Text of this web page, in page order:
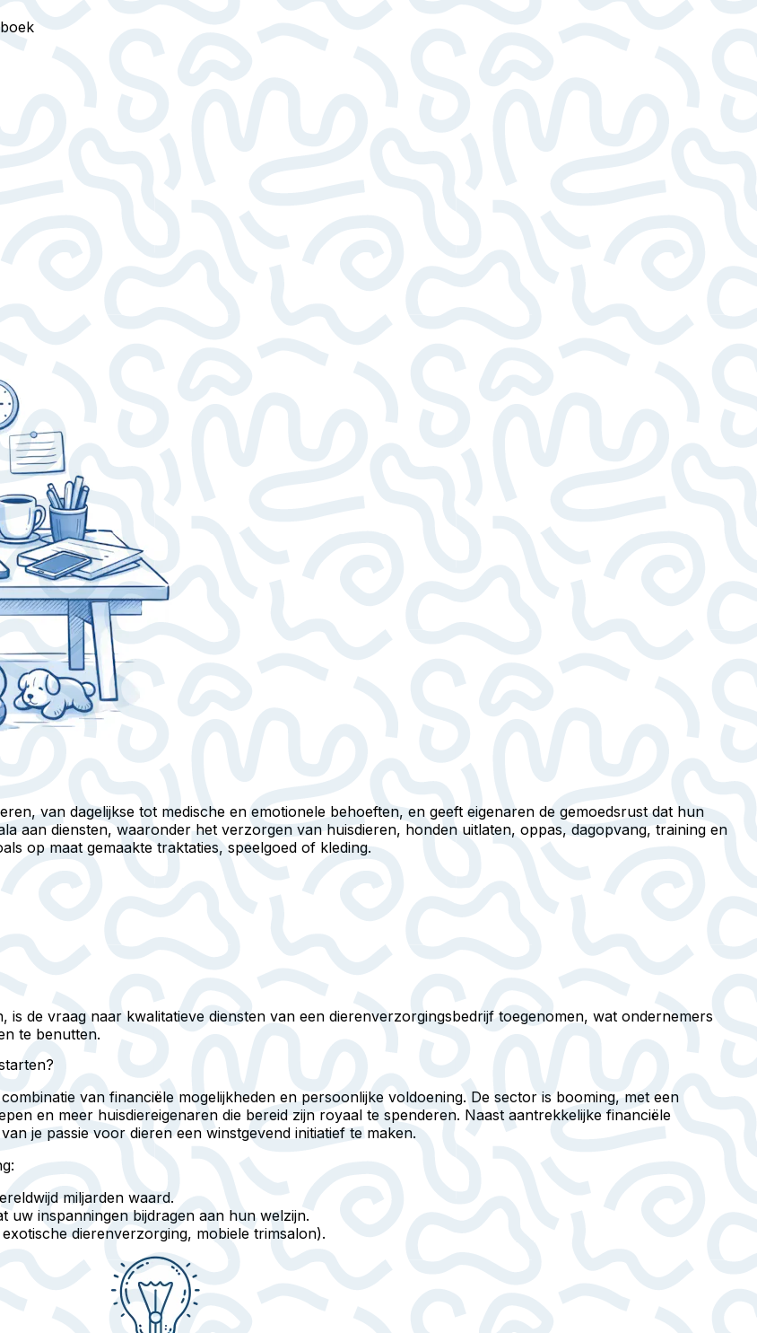
van dagelijkse tot medische en emotionele behoeften, en geeft eigenaren de gemoedsrust dat hun
aan diensten, waaronder het verzorgen van huisdieren, honden uitlaten, oppas, dagopvang, training en
op maat gemaakte traktaties, speelgoed of kleding.
is de vraag naar kwalitatieve diensten van een dierenverzorgingsbedrijf toegenomen, wat ondernemers
te benutten.
van financiële mogelijkheden en persoonlijke voldoening. De sector is booming, met een
en meer huisdiereigenaren die bereid zijn royaal te spenderen. Naast aantrekkelijke financiële
je passie voor dieren een winstgevend initiatief te maken.
miljarden waard.
uw inspanningen bijdragen aan hun welzijn.
dierenverzorging, mobiele trimsalon).